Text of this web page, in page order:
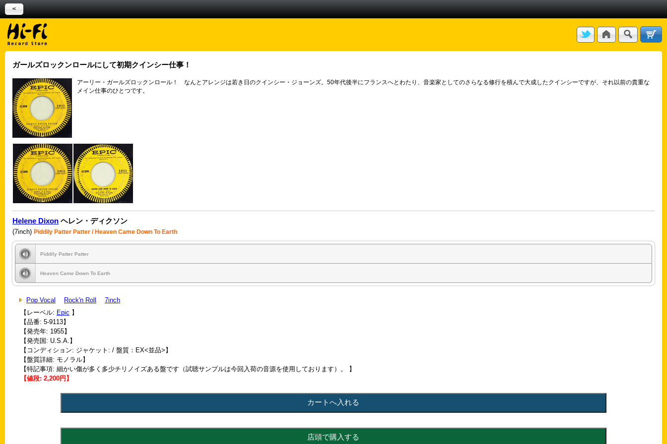
<
ガールズロックンロールにして初期クインシー仕事！
アーリー・ガールズロックンロール！ なんとアレンジは若き日のクインシー・ジョーンズ。50年代後半にフランスへとわたり、音楽家としてのさらなる修行を積んで大成したクインシーですが、それ以前の貴重な
メイン仕事のひとつです。
Helene Dixon ヘレン・ディクソン
(7inch) Piddily Patter Patter / Heaven Came Down To Earth
Piddily Patter Patter
Heaven Came Down To Earth
Pop Vocal Rock'n Roll
7inch
【レーベル: Epic 】
【品番: 5-9113】
【発売年: 1955】
【発売国: U.S.A.】
【コンディション: ジャケット: / 盤質：EX<並品>】
【盤質詳細: モノラル】
【特記事項: 細かい傷が多く多少チリノイズある盤です（試聴サンプルは今回入荷の音源を使用しております）。 】
【値段: 2,200円】